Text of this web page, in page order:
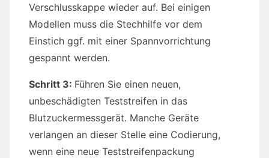
Verschlusskappe wieder auf. Bei einigen
Modellen muss die Stechhilfe vor dem
Einstich ggf. mit einer Spannvorrichtung
gespannt werden.
Schritt 3: Führen Sie einen neuen,
unbeschädigten Teststreifen in das
Blutzuckermessgerät. Manche Geräte
verlangen an dieser Stelle eine Codierung,
wenn eine neue Teststreifenpackung